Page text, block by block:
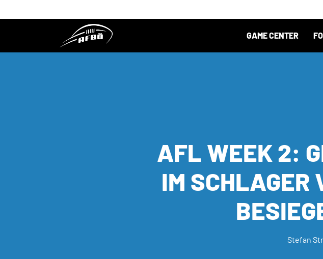
GAME CENTER
AFL WEEK 2:
IM SCHLAGER
Stefan